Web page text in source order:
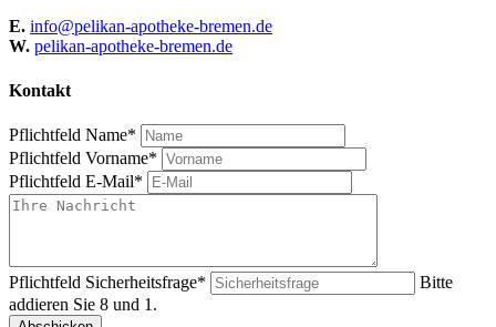
E. info@pelikan-apotheke-bremen.de
W. pelikan-apotheke-bremen.de
Kontakt
Pflichtfeld Name*
Pflichtfeld Vorname*
Pflichtfeld E-Mail*
Pflichtfeld Sicherheitsfrage*
Bitte
addieren Sie 8 und 1.